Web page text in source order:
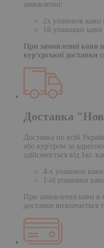
замовленні:
2х упаковок кави
1й упаковки
При замовленні кави
кур'єрської доставки
Доставка
Доставка по всій
або кур'єром за
здійснюється від 1кг.
4-х упаковок
1-ої упаковки
При замовленні кави в
доставки визначається